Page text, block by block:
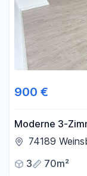
900 €
Moderne 3-
Einbauküche &
74189
3
70m²